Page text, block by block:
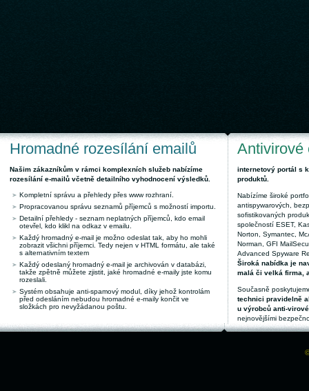
Hromadné rozesílání emailů
Našim zákazníkům v rámci komplexních služeb nabízíme
rozesílání e-mailů včetně detailního vyhodnocení výsledků.
Kompletní správu a přehledy přes www rozhraní.
Propracovanou správu seznamů příjemců s možností importu.
Detailní přehledy - seznam neplatných příjemců, kdo email
otevřel, kdo klikl na odkaz v emailu.
Každý hromadný e-mail je možno odeslat tak, aby ho mohli
zobrazit všichni příjemci. Tedy nejen v HTML formátu, ale také
s alternativním textem
Každý odeslaný hromadný e-mail je archivován v databázi,
takže zpětně můžete zjistit, jaké hromadné e-maily jste komu
rozeslali.
Systém obsahuje anti-spamový modul, díky jehož kontrolám
před odesláním nebudou hromadné e-maily končit ve
složkách pro nevyžádanou poštu.
Antivirové
internetový portál s
produktů.
Nabízíme široké
antispywarových,
sofistikovaných
společností ESET,
Norton, Symantec,
Norman, GFI
Advanced Spyware
Široká nabídka je
malá či velká firma,
Současně
technici pravidelně
u výrobců anti-
nejnovějšími